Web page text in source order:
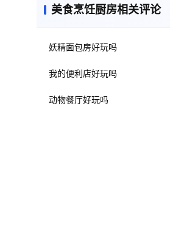
美食烹饪厨房相关评论
妖精面包房好玩吗
我的便利店好玩吗
动物餐厅好玩吗